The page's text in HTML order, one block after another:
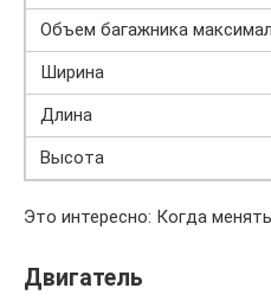
Объем багажника
Ширина
Длина
Высота
Это интересно: Когда
Двигатель